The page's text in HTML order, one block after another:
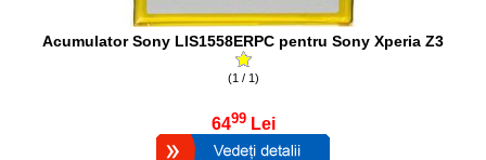
Acumulator Sony LIS1558ERPC pentru Sony Xperia Z3
(1 / 1)
6499 Lei